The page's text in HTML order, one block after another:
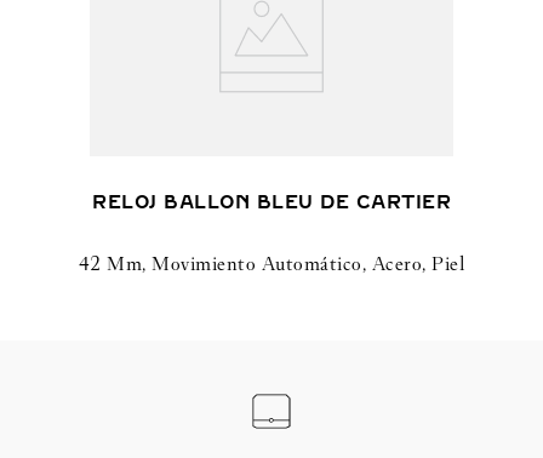
RELOJ BALLON BLEU DE CARTIER
42 Mm, Movimiento Automático, Acero, Piel